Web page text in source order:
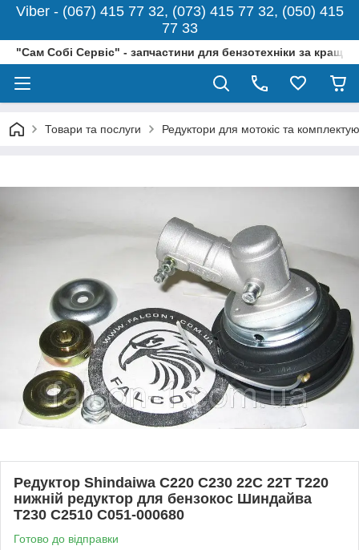
Viber - (067) 415 77 32, (073) 415 77 32, (050) 415
77 33
"Сам Собі Сервіс" - запчастини для бензотехніки за
Товари та послуги Редуктори для мотокіс та
Редуктор Shindaiwa C220 C230 22C 22T T220
нижній редуктор для бензокос Шиндайва
T230 C2510 C051-000680
Готово до відправки